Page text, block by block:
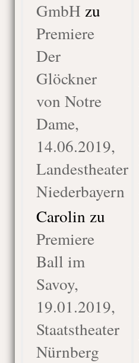
GmbH zu
Premiere
Der
Glöckner
von Notre
Dame,
14.06.2019,
Landestheater
Niederbayern
Carolin zu
Premiere
Ball im
Savoy,
19.01.2019,
Staatstheater
Nürnberg